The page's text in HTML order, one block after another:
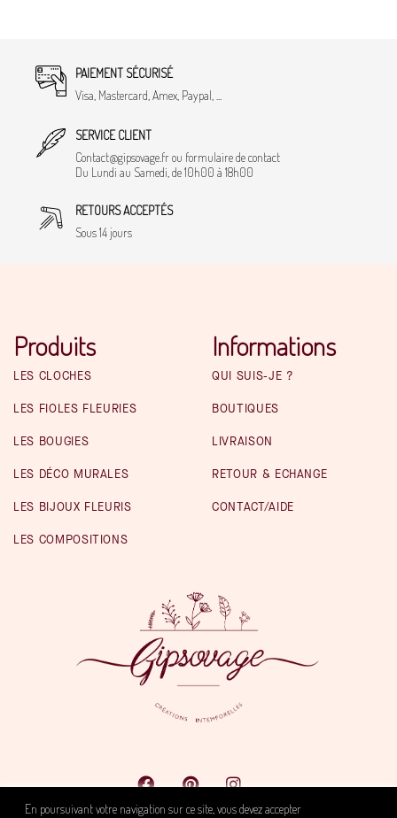
PAIEMENT SÉCURISÉ
Visa, Mastercard, Amex, Paypal, ...
SERVICE CLIENT
Contact@gipsovage.fr ou formulaire de contact
Du Lundi au Samedi, de 10h00 à 18h00
RETOURS ACCEPTÉS
Sous 14 jours
Produits
LES CLOCHES
LES FIOLES FLEURIES
LES BOUGIES
LES DÉCO MURALES
LES BIJOUX FLEURIS
LES COMPOSITIONS
Informations
QUI SUIS-JE ?
BOUTIQUES
LIVRAISON
RETOUR & ECHANGE
CONTACT/AIDE
En poursuivant votre navigation sur ce site, vous devez accepter